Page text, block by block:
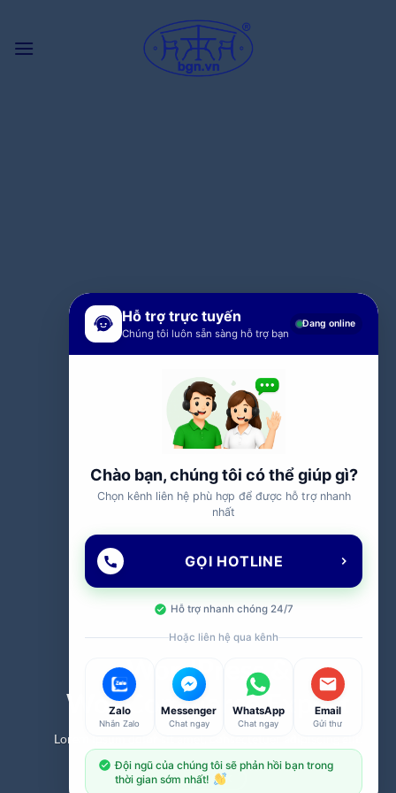
nội
WordPress &
WooCommerce Expert
Lorem ipsum dolor sit amet, consectetuer adipiscing elit.
MY WORK
Hỗ trợ trực tuyến
Chúng tôi luôn sẵn sàng hỗ trợ bạn
Đang online
Chào bạn, chúng tôi có thể giúp gì?
Chọn kênh liên hệ phù hợp để được hỗ trợ nhanh
nhất
GỌI HOTLINE
Hỗ trợ nhanh chóng 24/7
Hoặc liên hệ qua kênh
Zalo
Nhắn Zalo
Messenger
Chat ngay
WhatsApp
Chat ngay
Email
Gửi thư
Đội ngũ của chúng tôi sẽ phản hồi bạn trong
thời gian sớm nhất!